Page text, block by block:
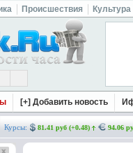
Происшествия Культура
[+] Добавить новость
Курсы: 81.41 руб (+0.48) 94.06